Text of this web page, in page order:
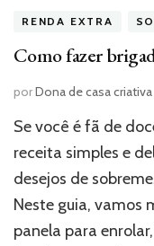
RENDA EXTRA
Como fazer
porDona de casa criativa
Se você é fã de
receita simples e
desejos de
Neste guia, vamos
panela para